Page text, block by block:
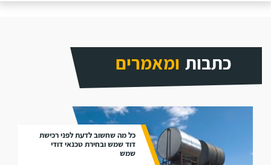
כתבות ומאמרים
כל מה שחשוב לדעת לפני רכישת
דוד שמש ובחירת טכנאי דודי
שמש